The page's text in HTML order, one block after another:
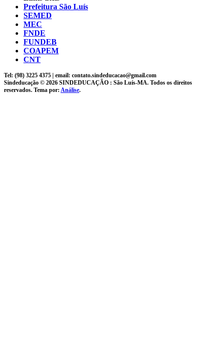
Prefeitura São Luís
SEMED
MEC
FNDE
FUNDEB
COAPEM
CNT
Tel: (98) 3225 4375 | email: contato.sindeducacao@gmail.com
Sindeducação © 2026 SINDEDUCAÇÃO : São Luís-MA. Todos os direitos
reservados. Tema por: Análise.